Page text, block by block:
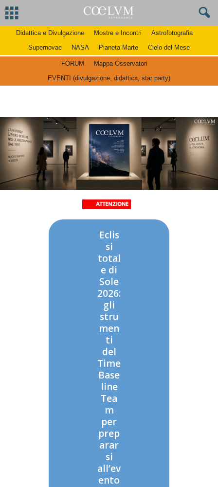
Didattica e Divulgazione Mostre e Incontri
Astrofotografia
Supernovae
NASA Pianeta Marte Cielo del Mese
FORUM
Mappa Osservatori
EVENTI (divulgazione, didattica, star party)
Eclis
si
total
e di
Sole
2026:
gli
stru
men
ti
del
Time
Base
line
Tea
m
per
prep
arar
si
all’ev
ento